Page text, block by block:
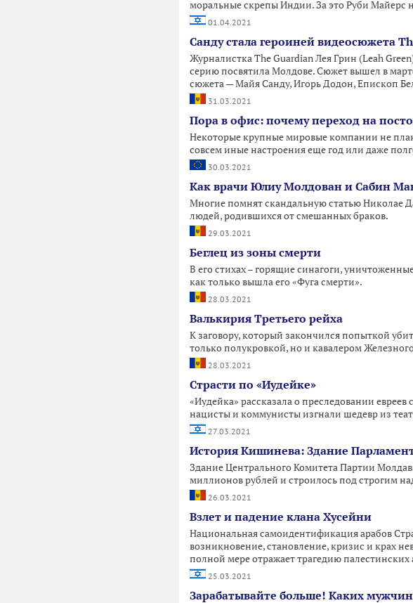
моральные скрепы Индии. За это Руби Майерс
01.04.2021
Санду стала героиней видеосюжета
Журналистка The Guardian Лея Грин (Leah
серию посвятила Молдове. Сюжет вышел в
сюжета — Майя Санду, Игорь Додон, Епископ
31.03.2021
Пора в офис: почему переход на
Некоторые крупные мировые компании не
совсем иные настроения еще год или даже
30.03.2021
Как врачи Юлиу Молдован и Сабин
Многие помнят скандальную статью Николае
людей, родившихся от смешанных браков.
29.03.2021
Беглец из зоны смерти
В его стихах – горящие синагоги,
как только вышла его «Фуга смерти».
28.03.2021
Валькирия Третьего рейха
К заговору, который закончился попыткой
только полукровкой, но и кавалером
28.03.2021
Страсти по «Иудейке»
«Иудейка» рассказала о преследовании
нацисты и коммунисты изгнали шедевр из
27.03.2021
История Кишинева: Здание
Здание Центрального Комитета Партии
миллионов рублей и строилось под строгим
26.03.2021
Взлет и падение клана Хусейни
Национальная самоидентификация арабов
возникновение, становление, кризис и крах
полной мере отражает трагедию палестинских
25.03.2021
Зарабатывайте больше! Каких